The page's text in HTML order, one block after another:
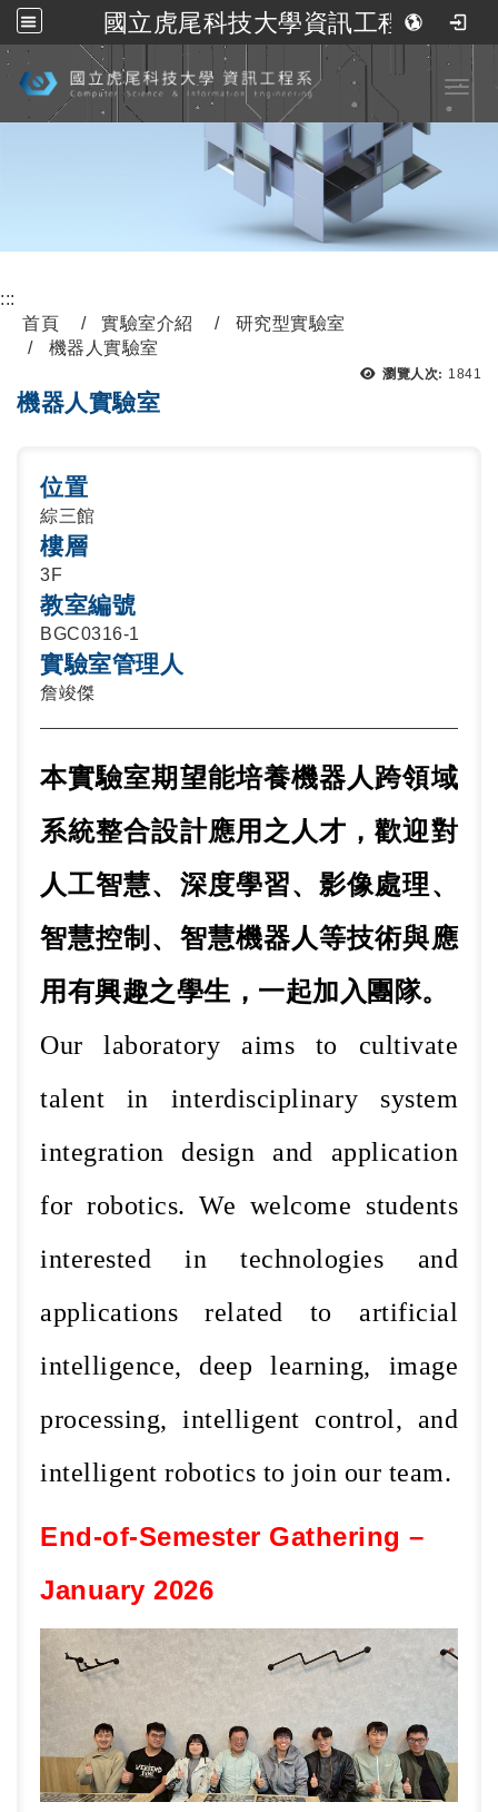
國立虎尾科技大學資訊工程系
跳到主要內容
:::
首頁
實驗室介紹
研究型實驗室
機器人實驗室
瀏覽人次: 1841
機器人實驗室
位置
綜三館
樓層
3F
教室編號
BGC0316-1
實驗室管理人
詹竣傑
本實驗室期望能培養機器人跨領域
系統整合設計應用之人才，歡迎對
人工智慧、深度學習、影像處理、
智慧控制、智慧機器人等技術與應
用有興趣之學生，一起加入團隊。
Our laboratory aims to cultivate
talent in interdisciplinary system
integration design and application
for robotics. We welcome students
interested in technologies and
applications related to artificial
intelligence, deep learning, image
processing, intelligent control, and
intelligent robotics to join our team.
End-of-Semester Gathering –
January 2026